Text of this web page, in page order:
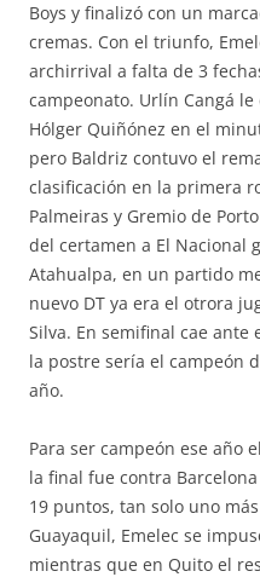
Boys y finalizó con un
cremas. Con el triunfo,
archirrival a falta de 3
campeonato. Urlín Cangá
Hólger Quiñónez en el
pero Baldriz contuvo el
clasificación en la primera
Palmeiras y Gremio de
del certamen a El Nacional
Atahualpa, en un partido
nuevo DT ya era el otrora
Silva. En semifinal cae ante
la postre sería el campeón
año.
Para ser campeón ese año
la final fue contra
19 puntos, tan solo uno
Guayaquil, Emelec se
mientras que en Quito el